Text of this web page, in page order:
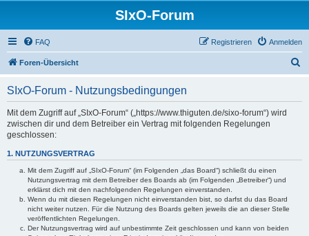
SIxO-Forum
FAQ Anmelden
Registrieren
Foren-Übersicht
SIxO-Forum - Nutzungsbedingungen
Mit dem Zugriff auf „SIxO-Forum“ („https://www.thiguten.de/sixo-forum“) wird
zwischen dir und dem Betreiber ein Vertrag mit folgenden Regelungen
geschlossen:
1. NUTZUNGSVERTRAG
Mit dem Zugriff auf „SIxO-Forum“ (im Folgenden „das Board“) schließt du einen
Nutzungsvertrag mit dem Betreiber des Boards ab (im Folgenden „Betreiber“) und
erklärst dich mit den nachfolgenden Regelungen einverstanden.
Wenn du mit diesen Regelungen nicht einverstanden bist, so darfst du das Board
nicht weiter nutzen. Für die Nutzung des Boards gelten jeweils die an dieser Stelle
veröffentlichten Regelungen.
Der Nutzungsvertrag wird auf unbestimmte Zeit geschlossen und kann von beiden